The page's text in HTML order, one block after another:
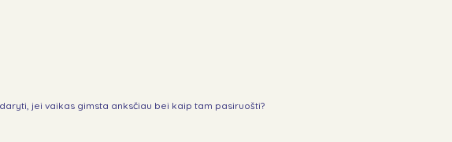
jei vaikas gimsta anksčiau bei kaip tam pasiruošti?